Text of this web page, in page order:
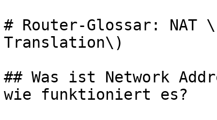
# Router-Glossar: NAT
Translation\)
## Was ist Network
wie funktioniert es?